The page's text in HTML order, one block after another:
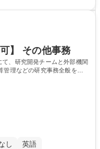
124日
業務を推進できる方 学
校 語学力： 資格：
】 その他事務
、研究開発チームと外部機関
管理などの研究事務全般をお
し
英語